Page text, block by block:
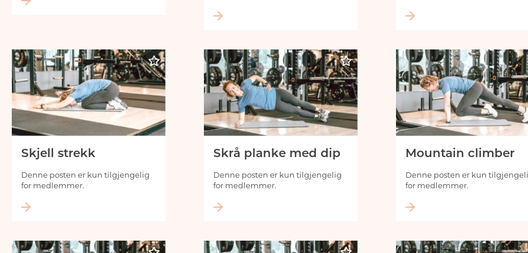
Skjell strekk
Denne posten er kun tilgjengelig
for medlemmer.
Skrå planke med dip
Denne posten er kun tilgjengelig
for medlemmer.
Mountain climber
Denne posten er kun
for medlemmer.